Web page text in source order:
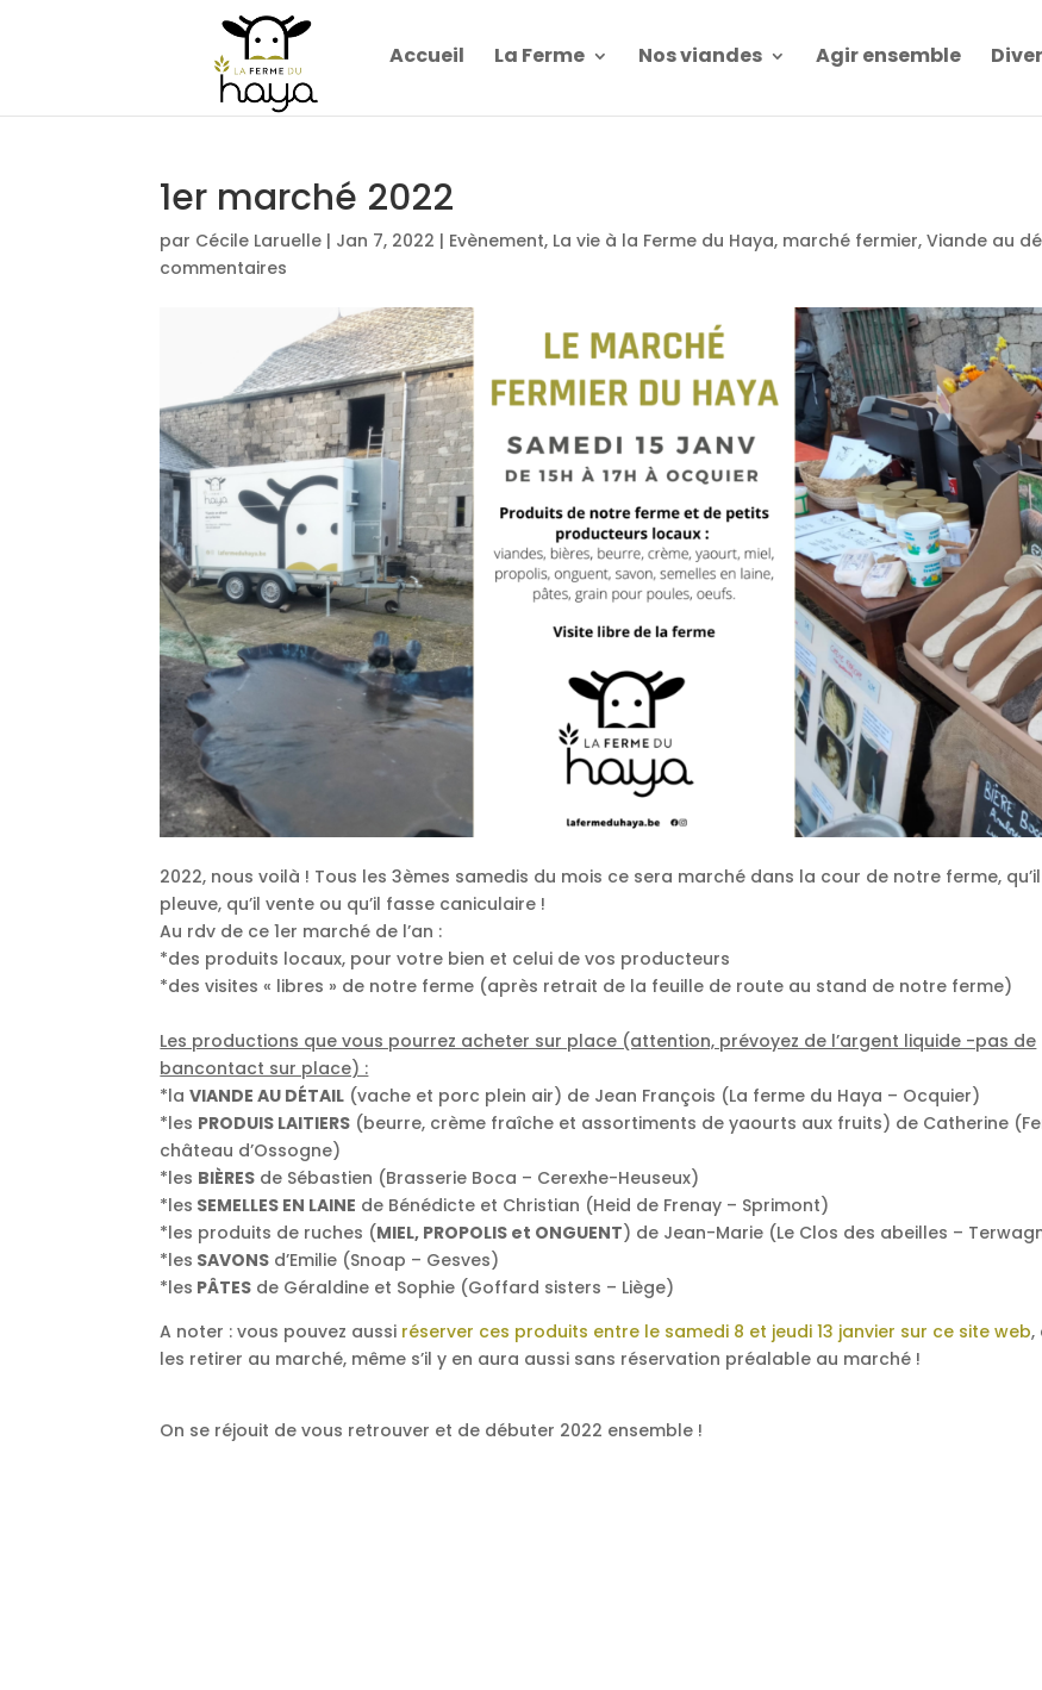
Accueil La Ferme Nos viandes Agir ensemble
1er marché 2022
par Cécile Laruelle | Jan 7, 2022 | Evènement, La vie à la Ferme du Haya, marché fermier,Viande au
commentaires
2022, nous voilà ! Tous les 3èmes samedis du mois ce sera marché dans la cour de notre ferme, qu’il
pleuve, qu’il vente ou qu’il fasse caniculaire !
Au rdv de ce 1er marché de l’an :
*des produits locaux, pour votre bien et celui de vos producteurs
*des visites « libres » de notre ferme (après retrait de la feuille de route au stand de notre ferme)
Les productions que vous pourrez acheter sur place (attention, prévoyez de l’argent liquide -pas de
bancontact sur place) :
*laVIANDE AU DÉTAIL (vache et porc plein air) de Jean François (La ferme du Haya – Ocquier)
*les PRODUIS LAITIERS (beurre, crème fraîche et assortiments de yaourts aux fruits) de Catherine
château d’Ossogne)
*les BIÈRES de Sébastien (Brasserie Boca – Cerexhe-Heuseux)
*les SEMELLES EN LAINE de Bénédicte et Christian (Heid de Frenay – Sprimont)
*les produits de ruches (MIEL, PROPOLIS et ONGUENT) de Jean-Marie (Le Clos des abeilles –
*les SAVONS d’Emilie (Snoap – Gesves)
*les PÂTES de Géraldine et Sophie (Goffard sisters – Liège)
A noter : vous pouvez aussi réserver ces produits entre le samedi 8 et jeudi 13 janvier sur ce site web,
les retirer au marché, même s’il y en aura aussi sans réservation préalable au marché !
On se réjouit de vous retrouver et de débuter 2022 ensemble !